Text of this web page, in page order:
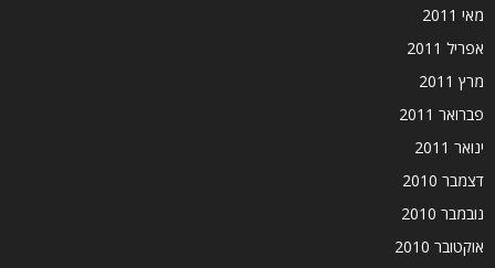
מאי 2011
אפריל 2011
מרץ 2011
פברואר 2011
ינואר 2011
דצמבר 2010
נובמבר 2010
אוקטובר 2010